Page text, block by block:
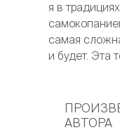
я в
самая
и будет. Эта
АВТОРА